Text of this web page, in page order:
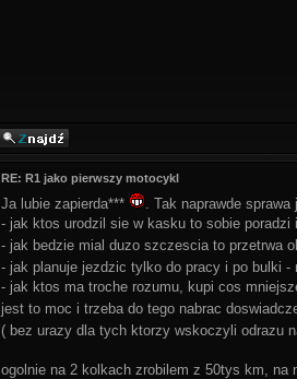
RE: R1 jako pierwszy motocykl
Ja lubie zapierda***
. Tak naprawde sprawa
- jak ktos urodzil sie w kasku to sobie poradzi
- jak bedzie mial duzo szczescia to przetrwa
- jak planuje jezdzic tylko do pracy i po bulki
- jak ktos ma troche rozumu, kupi cos
jest to moc i trzeba do tego nabrac
( bez urazy dla tych ktorzy wskoczyli odrazu
ogolnie na 2 kolkach zrobilem z 50tys km,